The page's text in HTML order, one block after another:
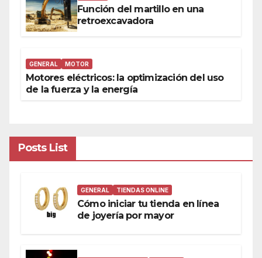
Función del martillo en una
retroexcavadora
GENERAL MOTOR
Motores eléctricos: la optimización del uso
de la fuerza y la energía
Posts List
GENERAL TIENDAS ONLINE
Cómo iniciar tu tienda en línea
de joyería por mayor